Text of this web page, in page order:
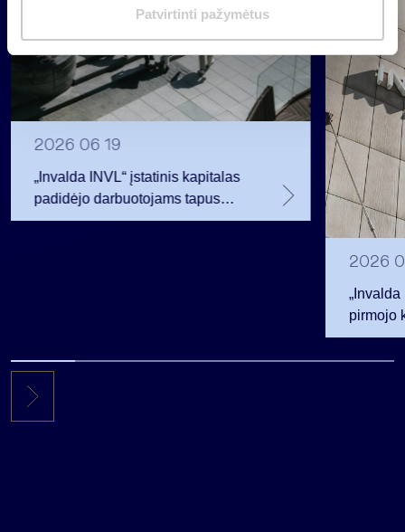
s
Patvirtinti pažymėtus
2026 06 19
„Invalda INVL“ įstatinis kapitalas
padidėjo darbuotojams tapus
akcininkais
2026
pirmojo
256,3